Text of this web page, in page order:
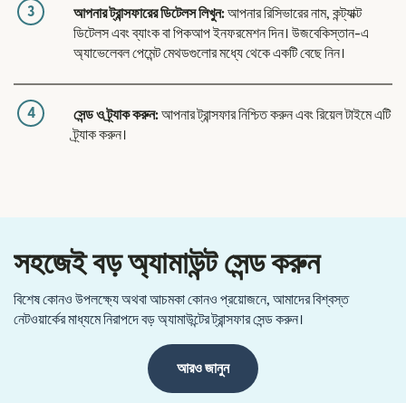
3 আপনার ট্রান্সফারের ডিটেলস লিখুন:আপনার রিসিভারের নাম, কন্ট্যাক্ট
ডিটেলস এবং ব্যাংক বা পিকআপ ইনফরমেশন দিন। উজবেকিস্তান-এ
অ্যাভেলেবল পেমেন্ট মেথডগুলোর মধ্যে থেকে একটি বেছে নিন।
4 সেন্ড ও ট্র্যাক করুন:আপনার ট্রান্সফার নিশ্চিত করুন এবং রিয়েল টাইমে এটি
ট্র্যাক করুন।
সহজেই বড় অ্যামাউন্ট সেন্ড করুন
বিশেষ কোনও উপলক্ষ্যে অথবা আচমকা কোনও প্রয়োজনে, আমাদের বিশ্বস্ত
নেটওয়ার্কের মাধ্যমে নিরাপদে বড় অ্যামাউন্টের ট্রান্সফার সেন্ড করুন।
আরও জানুন